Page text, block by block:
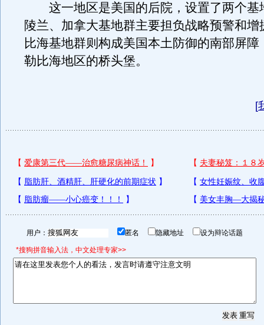
这一地区是美国的后院，设置了两个基
陵兰、加拿大基地群主要担负战略预警和增
比海基地群则构成美国本土防御的南部屏障
勒比海地区的桥头堡。
[
用户： 匿名 隐藏地址 设为辩论话题
*搜狗拼音输入法，中文处理专家>>